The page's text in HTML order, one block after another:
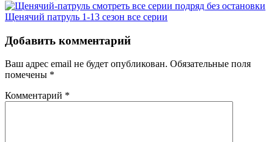
Щенячий патруль 1-13 сезон все серии
Добавить комментарий
Ваш адрес email не будет опубликован. Обязательные поля
помечены *
Комментарий *